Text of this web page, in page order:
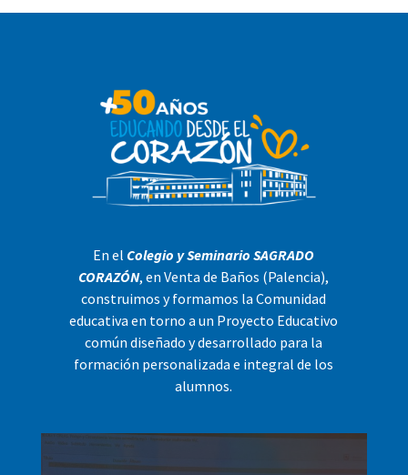
En el Colegio y Seminario SAGRADO
CORAZÓN, en Venta de Baños (Palencia),
construimos y formamos la Comunidad
educativa en torno a un Proyecto Educativo
común diseñado y desarrollado para la
formación personalizada e integral de los
alumnos.